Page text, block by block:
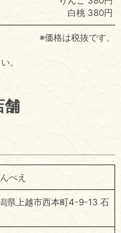
白桃 380円
※価格は税抜です。
。
舗
べえ
上越市西本町4-9-13 石